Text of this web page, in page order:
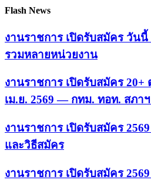
Flash News
งานราชการ เปิดรับสมัคร วันนี้
รวมหลายหน่วยงาน
งานราชการ เปิดรับสมัคร 20+
เม.ย. 2569 — กทม. ทอท. สภา
งานราชการ เปิดรับสมัคร
และวิธีสมัคร
งานราชการ เปิดรับสมัคร